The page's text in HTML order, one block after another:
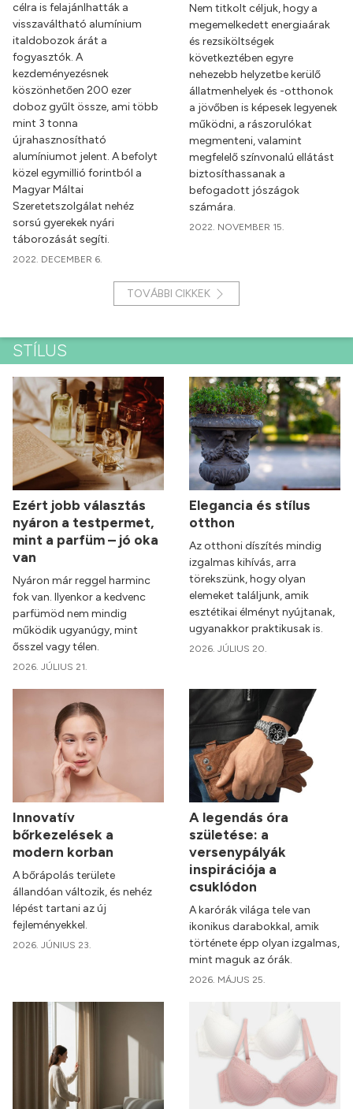
célra is felajánlhatták a
visszaváltható alumínium
italdobozok árát a
fogyasztók. A
kezdeményezésnek
köszönhetően 200 ezer
doboz gyűlt össze, ami több
mint 3 tonna
újrahasznosítható
alumíniumot jelent. A befolyt
közel egymillió forintból a
Magyar Máltai
Szeretetszolgálat nehéz
sorsú gyerekek nyári
táborozását segíti.
2022. DECEMBER 6.
Nem titkolt céljuk, hogy a
megemelkedett energiaárak
és rezsiköltségek
következtében egyre
nehezebb helyzetbe kerülő
állatmenhelyek és -otthonok
a jövőben is képesek legyenek
működni, a rászorulókat
megmenteni, valamint
megfelelő színvonalú ellátást
biztosíthassanak a
befogadott jószágok
számára.
2022. NOVEMBER 15.
TOVÁBBI CIKKEK
STÍLUS
Ezért jobb választás
nyáron a testpermet,
mint a parfüm – jó oka
van
Nyáron már reggel harminc
fok van. Ilyenkor a kedvenc
parfümöd nem mindig
működik ugyanúgy, mint
ősszel vagy télen.
2026. JÚLIUS 21.
Elegancia és stílus
otthon
Az otthoni díszítés mindig
izgalmas kihívás, arra
törekszünk, hogy olyan
elemeket találjunk, amik
esztétikai élményt nyújtanak,
ugyanakkor praktikusak is.
2026. JÚLIUS 20.
Innovatív
bőrkezelések a
modern korban
A bőrápolás területe
állandóan változik, és nehéz
lépést tartani az új
fejleményekkel.
2026. JÚNIUS 23.
A legendás óra
születése: a
versenypályák
inspirációja a
csuklódon
A karórák világa tele van
ikonikus darabokkal, amik
története épp olyan izgalmas,
mint maguk az órák.
2026. MÁJUS 25.